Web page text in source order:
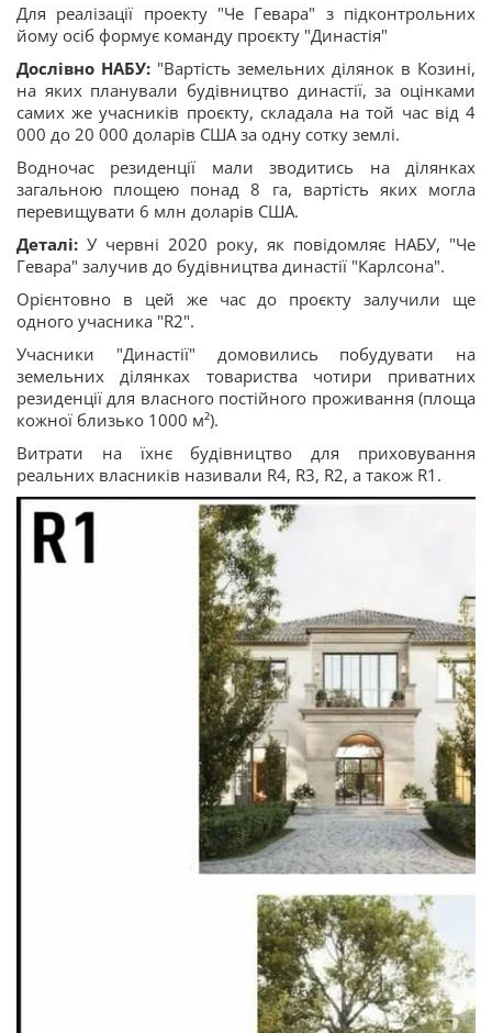
Для реалізації проекту "Че Гевара" з підконтрольних
йому осіб формує команду проєкту "Династія"
Дослівно НАБУ: "Вартість земельних ділянок в Козині,
на яких планували будівництво династії, за оцінками
самих же учасників проєкту, складала на той час від 4
000 до 20 000 доларів США за одну сотку землі.
Водночас резиденції мали зводитись на ділянках
загальною площею понад 8 га, вартість яких могла
перевищувати 6 млн доларів США.
Деталі: У червні 2020 року, як повідомляє НАБУ, "Че
Гевара" залучив до будівництва династії "Карлсона".
Орієнтовно в цей же час до проєкту залучили ще
одного учасника "R2".
Учасники "Династії" домовились побудувати на
земельних ділянках товариства чотири приватних
резиденції для власного постійного проживання (площа
кожної близько 1000 м²).
Витрати на їхнє будівництво для приховування
реальних власників називали R4, R3, R2, а також R1.